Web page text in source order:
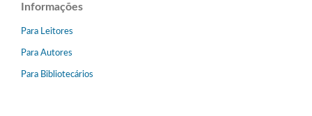
Informações
Para Leitores
Para Autores
Para Bibliotecários